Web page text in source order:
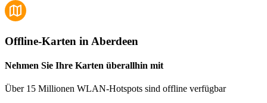
Offline-Karten in Aberdeen
Nehmen Sie Ihre Karten überallhin mit
Über 15 Millionen WLAN-Hotspots sind offline verfügbar